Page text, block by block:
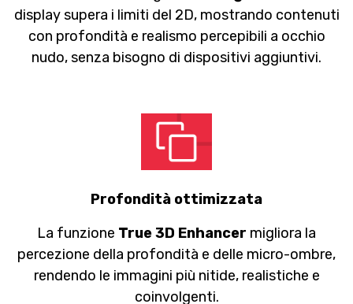
display supera i limiti del 2D, mostrando contenuti
con profondità e realismo percepibili a occhio
nudo, senza bisogno di dispositivi aggiuntivi.
Profondità ottimizzata
La funzione True 3D Enhancer migliora la
percezione della profondità e delle micro-ombre,
rendendo le immagini più nitide, realistiche e
coinvolgenti.